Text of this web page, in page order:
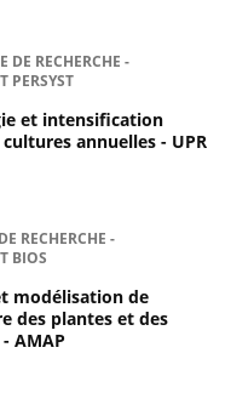
DE RECHERCHE -
PERSYST
et intensification
annuelles - UPR
RECHERCHE -
BIOS
modélisation de
des plantes et des
AMAP